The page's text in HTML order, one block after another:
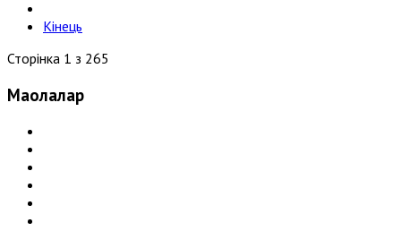
Кінець
Сторінка 1 з 265
Мақолалар